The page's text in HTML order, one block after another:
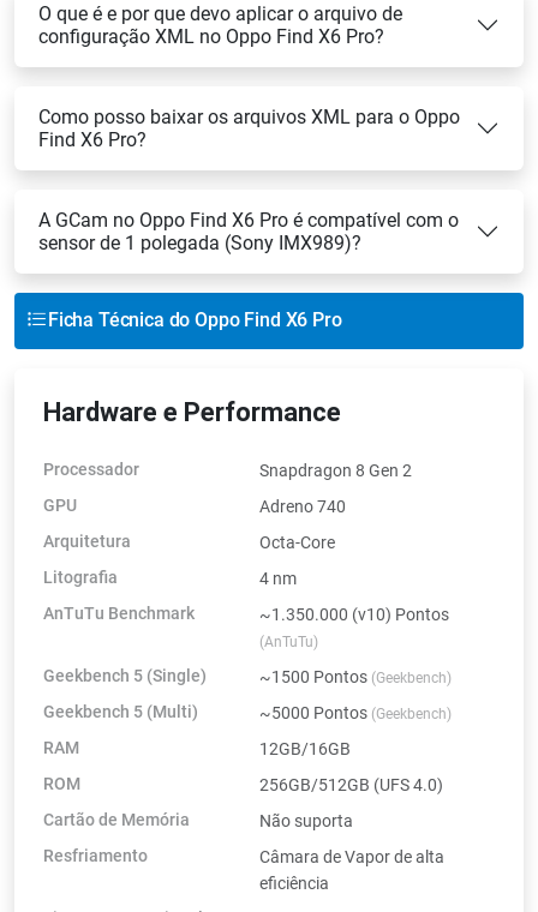
O que é e por que devo aplicar o arquivo de
configuração XML no Oppo Find X6 Pro?
Como posso baixar os arquivos XML para o Oppo
Find X6 Pro?
A GCam no Oppo Find X6 Pro é compatível com o
sensor de 1 polegada (Sony IMX989)?
Ficha Técnica do Oppo Find X6 Pro
Hardware e Performance
Processador
Snapdragon 8 Gen 2
GPU
Adreno 740
Arquitetura
Octa-Core
Litografia
4 nm
AnTuTu Benchmark
~1.350.000 (v10) Pontos
(AnTuTu)
Geekbench 5 (Single) ~1500 Pontos (Geekbench)
Geekbench 5 (Multi) ~5000 Pontos (Geekbench)
RAM
12GB/16GB
ROM
256GB/512GB (UFS 4.0)
Cartão de Memória
Não suporta
Resfriamento
Câmara de Vapor de alta
eficiência